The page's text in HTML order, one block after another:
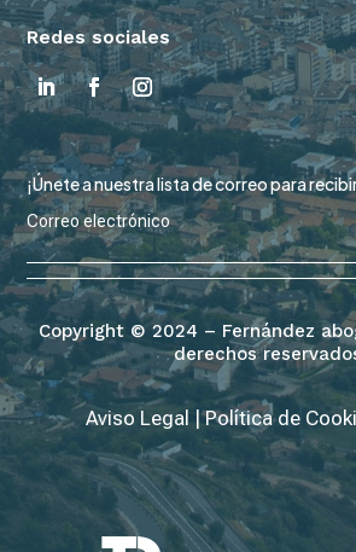
Redes sociales
¡Únete a nuestra lista de correo para
Copyright © 2024 – Fernández
derechos
Aviso Legal |Política de